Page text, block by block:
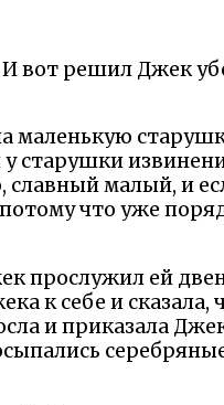
вот решил Джек
маленькую
у старушки
славный малый, и
что уже
прослужил ей
к себе и сказала,
и приказала